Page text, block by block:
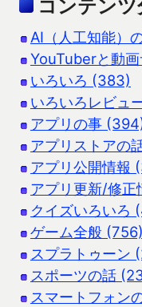
コンテンツ
AI（人工知能）
YouTuberと動
いろいろ (383)
いろいろレビュ
アプリの事
アプリストアの
アプリ公開情報
アプリ更新/修正
クイズいろいろ
ゲーム全般 (756)
スプラトゥーン
スポーツの話
スマートフォン